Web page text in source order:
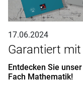
17.06.2024
Garantiert
Entdecken Sie
Fach Mathematik!